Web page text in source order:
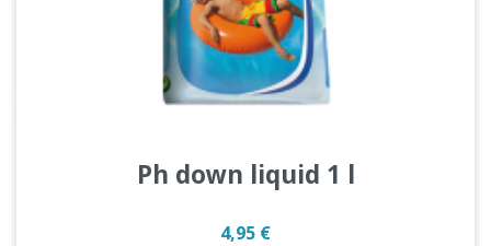
Ph down liquid 1 l
Prix
4,95 €